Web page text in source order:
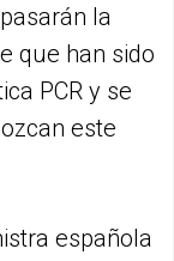
la
que han sido
PCR y se
este
española